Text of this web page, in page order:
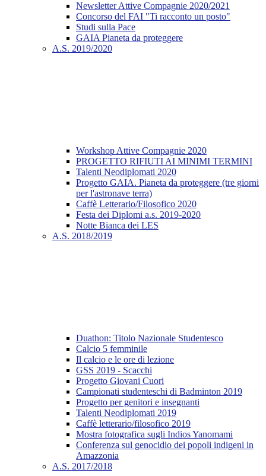
Newsletter Attive Compagnie 2020/2021
Concorso del FAI "Ti racconto un posto"
Studi sulla Pace
GAIA Pianeta da proteggere
A.S. 2019/2020
Workshop Attive Compagnie 2020
PROGETTO RIFIUTI AI MINIMI TERMINI
Talenti Neodiplomati 2020
Progetto GAIA. Pianeta da proteggere (tre giorni
per l'astronave terra)
Caffè Letterario/Filosofico 2020
Festa dei Diplomi a.s. 2019-2020
Notte Bianca dei LES
A.S. 2018/2019
Duathon: Titolo Nazionale Studentesco
Calcio 5 femminile
Il calcio e le ore di lezione
GSS 2019 - Scacchi
Progetto Giovani Cuori
Campionati studenteschi di Badminton 2019
Progetto per genitori e insegnanti
Talenti Neodiplomati 2019
Caffè letterario/filosofico 2019
Mostra fotografica sugli Indios Yanomami
Conferenza sul genocidio dei popoli indigeni in
Amazzonia
A.S. 2017/2018